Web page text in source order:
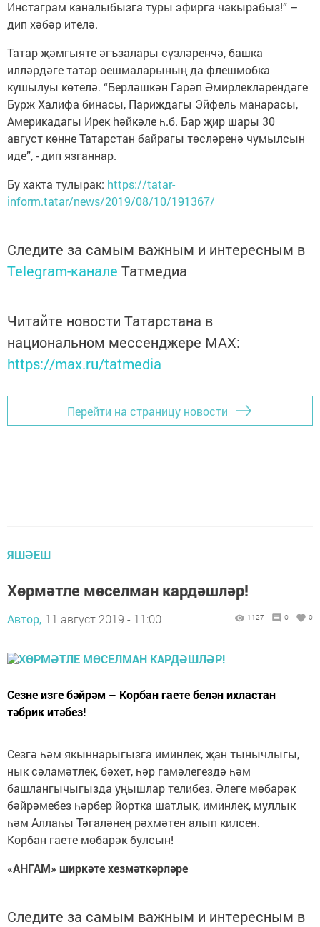
Инстаграм каналыбызга туры эфирга чакырабыз!” –
дип хәбәр ителә.
Татар җәмгыяте әгъзалары сүзләренчә, башка
илләрдәге татар оешмаларының да флешмобка
кушылуы көтелә. “Берләшкән Гарәп Әмирлекләрендәге
Бурж Халифа бинасы, Париждагы Эйфель манарасы,
Америкадагы Ирек hәйкәле һ.б. Бар җир шары 30
август көнне Татарстан байрагы төсләренә чумылсын
иде”, - дип язганнар.
Бу хакта тулырак: https://tatar-
inform.tatar/news/2019/08/10/191367/
Следите за самым важным и интересным в
Telegram-канале Татмедиа
Читайте новости Татарстана в
национальном мессенджере MАХ:
https://max.ru/tatmedia
Перейти на страницу новости
ЯШӘЕШ
Хөрмәтле мөселман кардәшләр!
Автор, 11 август 2019 - 11:00 1127 0 0
Сезне изге бәйрәм – Корбан гаете белән ихластан
тәбрик итәбез!
Сезгә һәм якыннарыгызга иминлек, җан тынычлыгы,
нык сәламәтлек, бәхет, һәр гамәлегездә һәм
башлангычыгызда уңышлар телибез. Әлеге мөбарәк
бәйрәмебез һәрбер йортка шатлык, иминлек, муллык
һәм Аллаһы Тәгаләнең рәхмәтен алып килсен.
Корбан гаете мөбарәк булсын!
«АНГАМ» ширкәте хезмәткәрләре
Следите за самым важным и интересным в